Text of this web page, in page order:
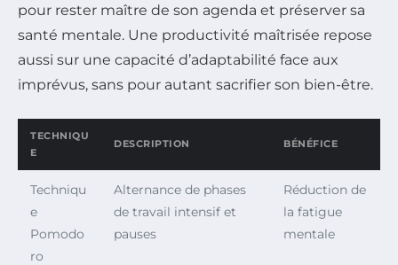
pour rester maître de son agenda et préserver sa
santé mentale. Une productivité maîtrisée repose
aussi sur une capacité d’adaptabilité face aux
imprévus, sans pour autant sacrifier son bien-être.
TECHNIQU
E
DESCRIPTION BÉNÉFICE
Techniqu
e
Pomodo
ro
Alternance de phases
de travail intensif et
pauses
Réduction de
la fatigue
mentale